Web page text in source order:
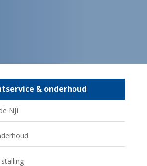
& onderhoud
NJI